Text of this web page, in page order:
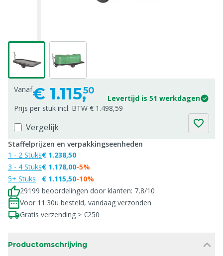
Vanaf€ 1.115,50
Levertijd is 51 werkdagen
Prijs per stuk incl. BTW € 1.498,59
Vergelijk
Staffelprijzen en verpakkingseenheden
1 - 2 Stuks
3 - 4 Stuks
5+ Stuks
€ 1.238,50
€ 1.178,00
€ 1.115,50
-5%
-10%
29199 beoordelingen door klanten: 7,8/10
Voor 11:30u besteld, vandaag verzonden
Gratis verzending > €250
Productomschrijving